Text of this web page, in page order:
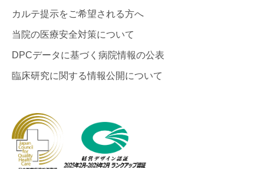
カルテ提示をご希望される方へ
当院の医療安全対策について
DPCデータに基づく病院情報の公表
臨床研究に関する情報公開について